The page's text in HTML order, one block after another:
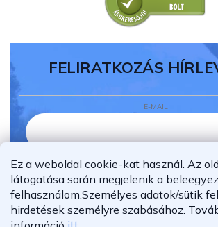
Ez a weboldal cookie-kat használ. Az
látogatása során megjelenik a
felhasználom.Személyes adatok/sütik
hirdetések személyre szabásához.
FELIRATKOZÁS
E-MAIL
Elolvastam és megértettem az
nyilatkozatot.
Feliratkozás